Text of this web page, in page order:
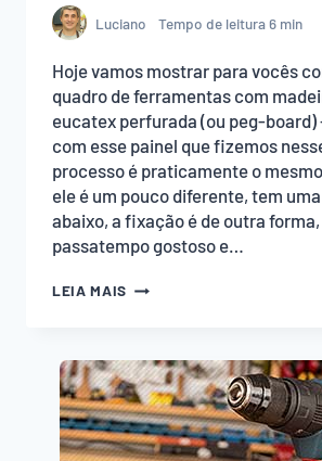
Luciano Tempo de leitura6 min
Hoje vamos mostrar para vocês
quadro de ferramentas com
eucatex perfurada (ou peg-board)
com esse painel que fizemos
processo é praticamente o
ele é um pouco diferente, tem
abaixo, a fixação é de outra
passatempo gostoso e…
LEIA MAIS COMO
FERRAMENTAS
COM
MADEIRA
PINUS!